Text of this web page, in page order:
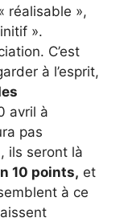
réalisable »,
».
C’est
à l’esprit,
avril à
pas
ils seront là
10 points, et
à ce